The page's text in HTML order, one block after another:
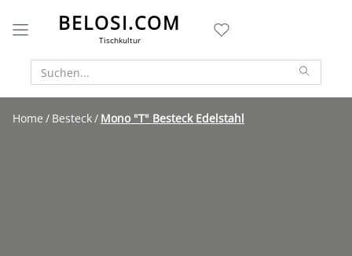
BELOSI.COM
Tischkultur
Home Besteck Mono "T" Besteck Edelstahl